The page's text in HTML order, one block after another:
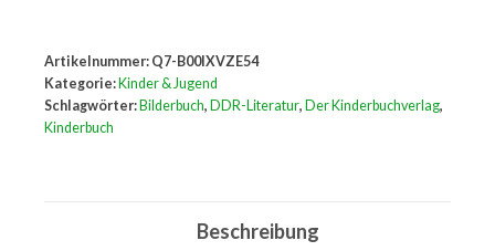
Das
Stinchen,
das
Artikelnummer: Q7-B00IXVZE54
Kategorie: Kinder & Jugend
Schlagwörter: Bilderbuch, DDR-Literatur, Der Kinderbuchverlag,
Kinderbuch
Beschreibung